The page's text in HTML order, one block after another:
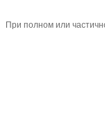
При полном или